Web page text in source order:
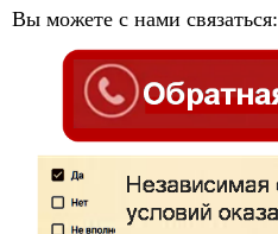
Вы можете с нами связаться: